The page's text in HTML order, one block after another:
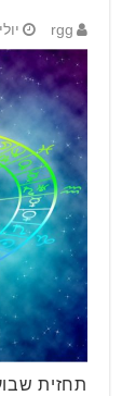
rgg יולי 26, 2026
תחזית